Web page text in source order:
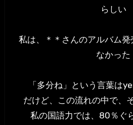
らしい
私は、＊＊さんのアルバム
なかった
「多分ね」という言葉は
だけど、この流れの中で、
私の国語力では、80％ぐ